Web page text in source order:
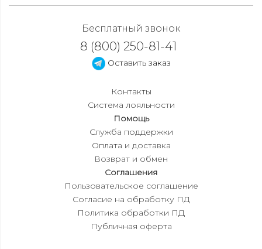
Бесплатный звонок
8 (800) 250-81-41
Оставить заказ
Контакты
Система лояльности
Помощь
Служба поддержки
Оплата и доставка
Возврат и обмен
Соглашения
Пользовательское соглашение
Согласие на обработку ПД
Политика обработки ПД
Публичная оферта